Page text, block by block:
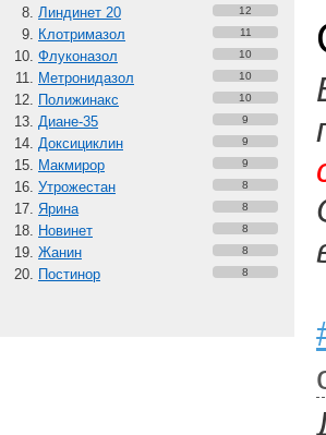
Линдинет 20 12
Клотримазол 11
Флуконазол 10
Метронидазол 10
Полижинакс 10
Диане-35 9
Доксициклин 9
Макмирор 9
Утрожестан 8
Ярина 8
Новинет 8
Жанин 8
Постинор 8